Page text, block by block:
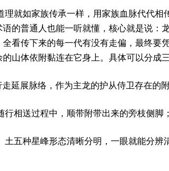
如家族传承一样，用家族血脉代代相
的普通人也能一听就懂，核心就是说：
看传下来的每一代有没有走偏，最终要
山体依附黏连在它身上。具体可以分成
展脉络，作为主龙的护从侍卫存在的附
送过程中，顺带附带出来的旁枝侧脚；
种星峰形态清晰分明，一眼就能分辨